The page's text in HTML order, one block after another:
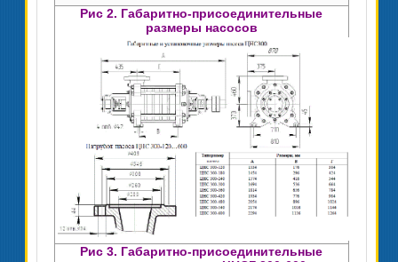
Рис 2. Габаритно-присоединительные
размеры насосов
Рис 3. Габаритно-присоединительные